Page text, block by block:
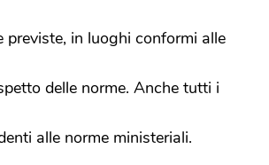
previste, in luoghi conformi alle
delle norme. Anche tutti i
alle norme ministeriali.